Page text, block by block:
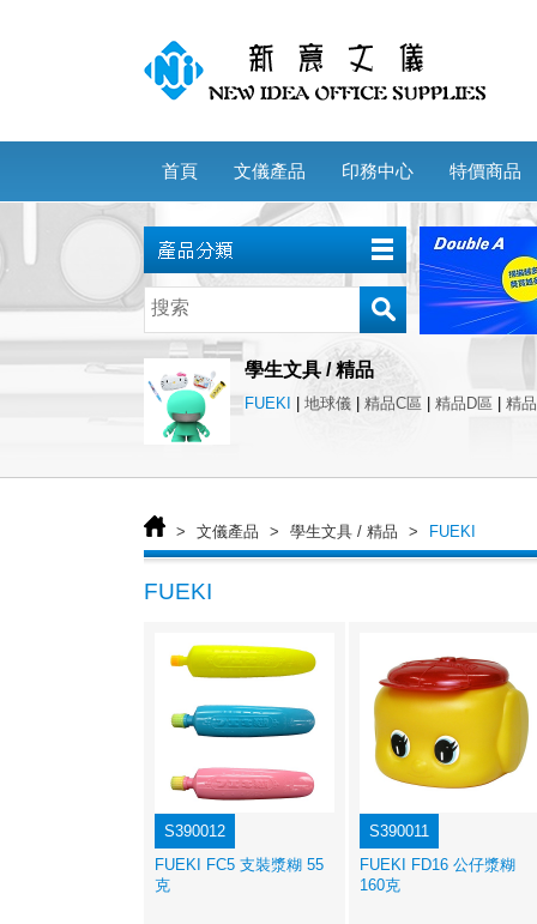
首頁 文儀產品 印務中心 特價商品
學生文具 / 精品
FUEKI 地球儀 精品C區 精品D區 精
> 文儀產品 > 學生文具 / 精品 > FUEKI
FUEKI
S390012
FUEKI FC5 支裝漿糊 55
克
S390011
FUEKI FD16 公仔漿糊
160克